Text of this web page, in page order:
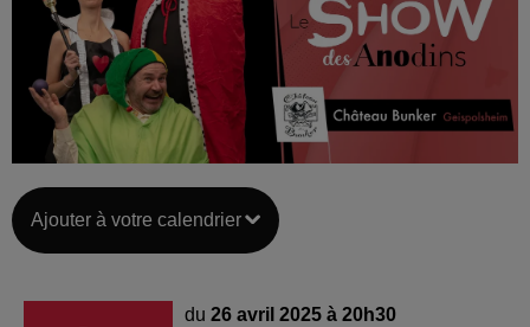
Ajouter à votre calendrier
du 26 avril 2025 à 20h30